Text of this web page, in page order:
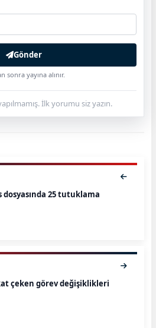
Gönder
sonra yayına alınır.
İlk yorumu siz yazın.
dosyasında 25 tutuklama
çeken görev değişiklikleri